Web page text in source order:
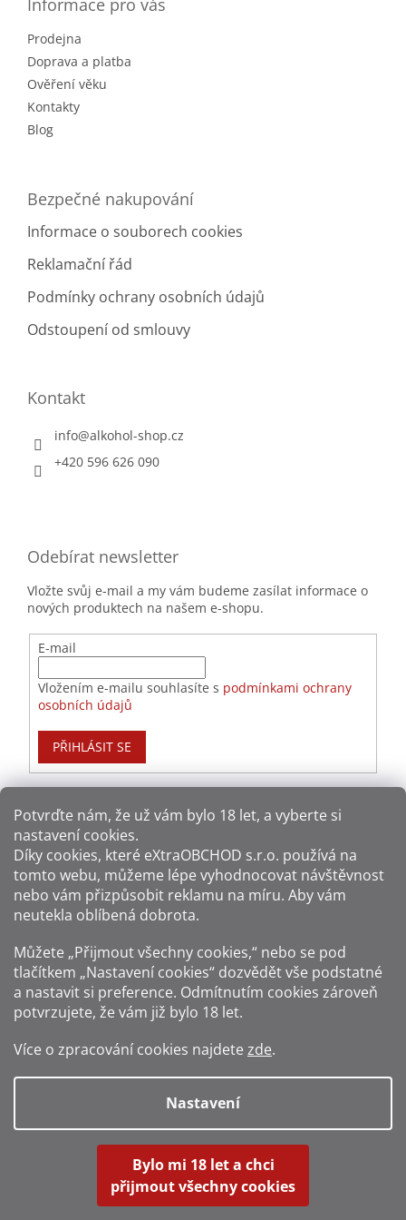
Potvrďte nám​​, že už vám bylo 18 let, a vyberte si
nastavení cookies.
Díky cookies, které eXtraOBCHOD s.r.o. používá na
tomto webu, můžeme lépe vyhodnocovat návštěvnost
nebo vám přizpůsobit reklamu na míru. Aby vám
neutekla oblíbená dobrota.
Můžete „Přijmout všechny cookies,“ nebo se pod
tlačítkem „Nastavení cookies“ dozvědět vše podstatné
a nastavit si preference. Odmítnutím cookies zároveň
potvrzujete, že vám již bylo 18 let.
Více o zpracování cookies najdete zde.
Nastavení
Bylo mi 18 let a chci
přijmout všechny cookies
Informace pro vás
Prodejna
Doprava a platba
Ověření věku
Kontakty
Blog
Bezpečné nakupování
Informace o souborech cookies
Reklamační řád
Podmínky ochrany osobních údajů
Odstoupení od smlouvy
Kontakt
info@alkohol-shop.cz
+420 596 626 090
Odebírat newsletter
Vložte svůj e-mail a my vám budeme zasílat informace o
nových produktech na našem e-shopu.
E-mail
Vložením e-mailu souhlasíte s podmínkami ochrany
osobních údajů
PŘIHLÁSIT SE
Způsoby dopravy:
Zákaz prodeje alkoholu osobám mladším 18 let.
Vytvořil Shoptet
Copyright 2016-2026Alkohol-shop.cz. Všechna práva vyhrazena.